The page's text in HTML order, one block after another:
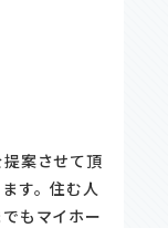
案させて頂
す。住む人
もマイホー